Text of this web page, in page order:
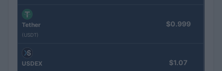
Tether
(USDT)
$0.999
USDEX $1.07